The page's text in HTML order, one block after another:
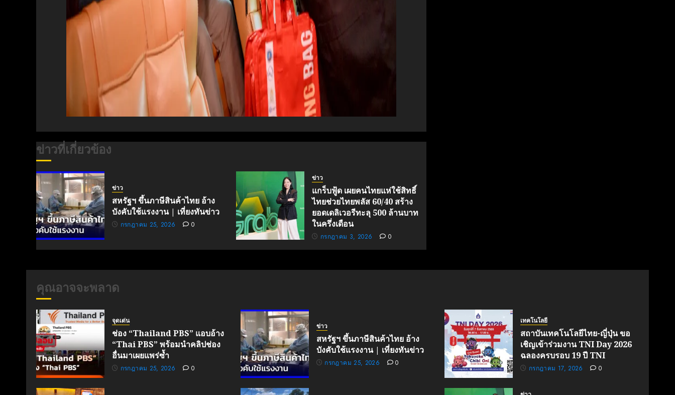
ข่าวที่เกี่ยวข้อง
ข่าว
สหรัฐฯ ขึ้นภาษีสินค้าไทย อ้าง
บังคับใช้แรงงาน | เที่ยงทันข่าว
กรกฎาคม 25, 2026 0
ข่าว
แกร็บฟู้ด เผยคนไทยแห่ใช้สิทธิ์
ไทยช่วยไทยพลัส 60/40 สร้าง
ยอดเดลิเวอรีทะลุ 500 ล้านบาท
ในครึ่งเดือน
กรกฎาคม 3, 2026 0
คุณอาจจะพลาด
จุดเด่น
ช่อง “Thailand PBS” แอบอ้าง
“Thai PBS” พร้อมนำคลิปช่อง
อื่นมาเผยแพร่ซ้ำ
กรกฎาคม 25, 2026 0
ข่าว
สหรัฐฯ ขึ้นภาษีสินค้าไทย อ้าง
บังคับใช้แรงงาน | เที่ยงทันข่าว
กรกฎาคม 25, 2026 0
เทคโนโลยี
สถาบันเทคโนโลยีไทย-ญี่ปุ่น ขอ
เชิญเข้าร่วมงาน TNI Day 2026
ฉลองครบรอบ 19 ปี TNI
กรกฎาคม 17, 2026 0